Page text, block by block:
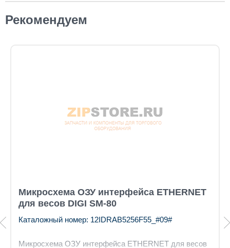
Рекомендуем
Микросхема ОЗУ интерфейса ETHERNET
для весов DIGI SM-80
Каталожный номер: 12IDRAB5256F55_#09#
Микросхема ОЗУ интерфейса ETHERNET для весов